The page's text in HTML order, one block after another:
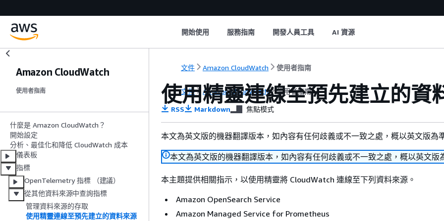
開始使用 服務指南 開發人員工具 AI 資源
Amazon CloudWatch
使用者指南
什麼是 Amazon CloudWatch？
開始設定
分析、最佳化和降低 CloudWatch 成本
儀表板
指標
OpenTelemetry 指標 （建議）
從其他資料來源中查詢指標
管理資料來源的存取
使用精靈連線至預先建立的資料來源
文件 Amazon CloudWatch 使用者指南
文件 Amazon CloudWatch 使用者指南
使用精靈連線至預先建立的資
RSS Markdown 焦點模式
本文為英文版的機器翻譯版本，如內容有任何歧義或不一致之處，概以英文版為
本文為英文版的機器翻譯版本，如內容有任何歧義或不一致之處，概以英文版
本主題提供相關指示，以使用精靈將 CloudWatch 連線至下列資料來源。
Amazon OpenSearch Service
Amazon Managed Service for Prometheus